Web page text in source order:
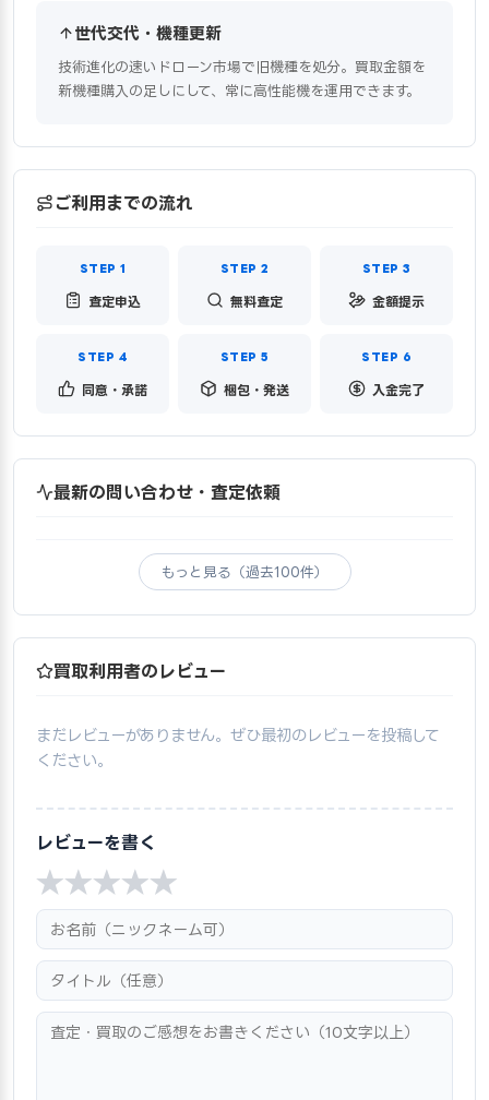
世代交代・機種更新
技術進化の速いドローン市場で旧機種を処分。買取金額を
新機種購入の足しにして、常に高性能機を運用できます。
ご利用までの流れ
査定申込 無料査定 金額提示
同意・承諾 梱包・発送 入金完了
最新の問い合わせ・査定依頼
もっと見る（過去100件）
買取利用者のレビュー
まだレビューがありません。ぜひ最初のレビューを投稿して
ください。
レビューを書く
★
★
★
★
★